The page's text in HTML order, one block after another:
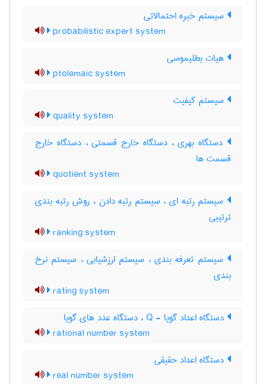
سیستم خبره احتمالاتی
probabilistic expert system
هیات بطلیموسی
ptolemaic system
سیستم کیفیت
quality system
دستگاه بهری ، دستگاه خارج قسمتی ، دستگاه خارج
قسمت ها
quotient system
سیستم رتبه ای ، سیستم رتبه دادن ، روش رتبه بندی
ترتیبی
ranking system
سیستم تعرفه بندی ، سیستم ارزشیابی ، سیستم نرخ
بندی
rating system
دستگاه اعداد گویا - Q ، دستگاه عدد های گویا
rational number system
دستگاه اعداد حقیقی
real number system